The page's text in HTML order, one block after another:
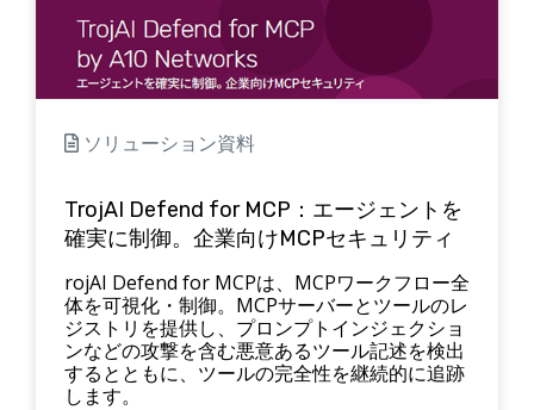
ソリューション資料
TrojAI Defend for MCP：エージェントを
確実に制御。企業向けMCPセキュリティ
rojAI Defend for MCPは、MCPワークフロー全
体を可視化・制御。MCPサーバーとツールのレ
ジストリを提供し、プロンプトインジェクショ
ンなどの攻撃を含む悪意あるツール記述を検出
するとともに、ツールの完全性を継続的に追跡
します。